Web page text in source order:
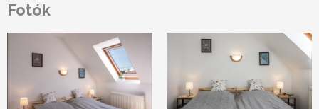
Fotók